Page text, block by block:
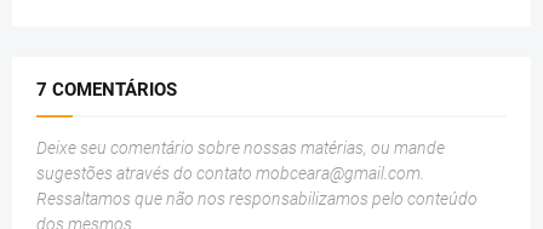
7 COMENTÁRIOS
Deixe seu comentário sobre nossas matérias, ou mande
sugestões através do contato mobceara@gmail.com
Ressaltamos que não nos responsabilizamos pelo conteúdo
dos mesmos.